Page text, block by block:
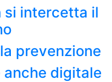
si intercetta il
prevenzione
digitale